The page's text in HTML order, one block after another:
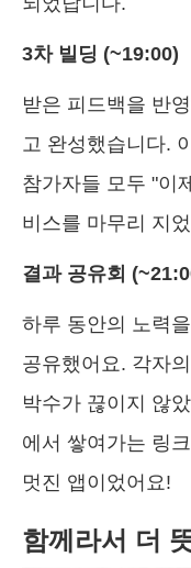
3차 빌딩 (~19:00)
받은 피드백을 반
고 완성했습니다.
참가자들 모두 "이
비스를 마무리 지
결과 공유회
하루 동안의 노력
공유했어요. 각자
박수가 끊이지 않
에서 쌓여가는 링
멋진 앱이었어요!
함께라서 더